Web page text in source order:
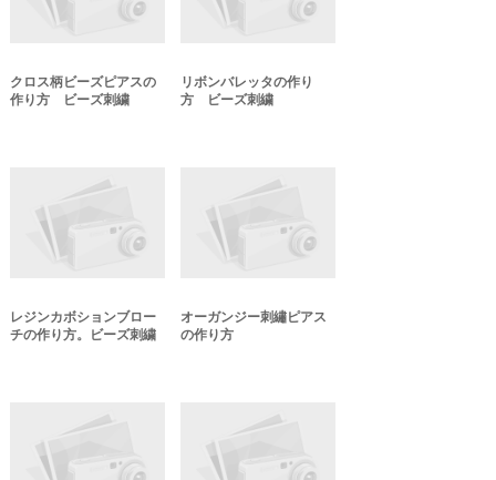
クロス柄ビーズピアスの
作り方 ビーズ刺繍
リボンバレッタの作り
方 ビーズ刺繍
レジンカボションブロー
チの作り方。ビーズ刺繍
オーガンジー刺繡ピアス
の作り方